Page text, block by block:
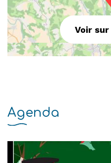
Voir
Agenda